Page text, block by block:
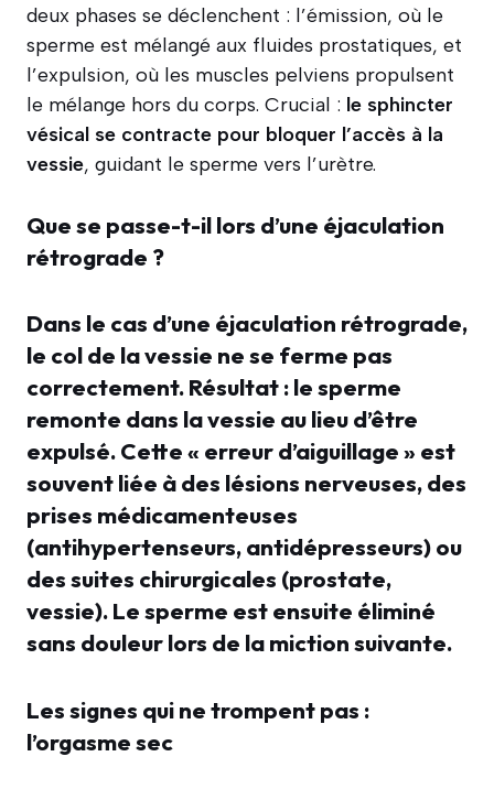
deux phases se déclenchent : l’émission, où le
sperme est mélangé aux fluides prostatiques, et
l’expulsion, où les muscles pelviens propulsent
le mélange hors du corps. Crucial : le sphincter
vésical se contracte pour bloquer l’accès à la
vessie, guidant le sperme vers l’urètre.
Que se passe-t-il lors d’une éjaculation
rétrograde ?
Dans le cas d’une éjaculation rétrograde,
le col de la vessie ne se ferme pas
correctement. Résultat :le sperme
remonte dans la vessie au lieu d’être
expulsé. Cette « erreur d’aiguillage » est
souvent liée à des lésions nerveuses, des
prises médicamenteuses
(antihypertenseurs, antidépresseurs) ou
des suites chirurgicales (prostate,
vessie). Le sperme est ensuite éliminé
sans douleur lors de la miction suivante.
Les signes qui ne trompent pas :
l’orgasme sec